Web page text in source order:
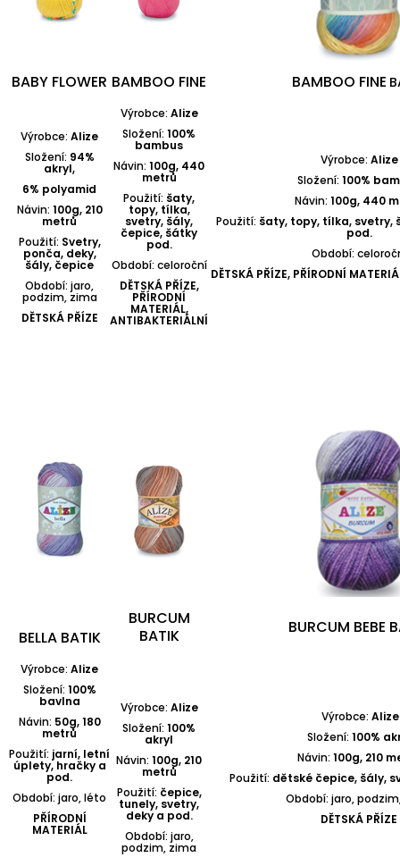
BABY FLOWER BAMBOO FINE BAMBOO FINE
Výrobce: Alize
Složení: 94%
akryl,
6% polyamid
Návin: 100g, 210
metrů
Použití: Svetry,
ponča, deky,
šály, čepice
Období: jaro,
podzim, zima
DĚTSKÁ PŘÍZE
Výrobce: Alize
Složení: 100%
bambus
Návin: 100g, 440
metrů
Použití: šaty,
topy, tílka,
svetry, šály,
čepice, šátky
pod.
Období: celoroční
DĚTSKÁ PŘÍZE,
PŘÍRODNÍ
MATERIÁL,
ANTIBAKTERIÁLNÍ
Výrobce: Alize
Složení: 100%
Návin: 100g, 440
Použití: šaty, topy, tílka, svetry,
pod.
Období:
DĚTSKÁ PŘÍZE, PŘÍRODNÍ
BELLA BATIK
BURCUM
BATIK
BURCUM BEBE
Výrobce: Alize
Složení: 100%
bavlna
Návin: 50g, 180
metrů
Použití: jarní, letní
úplety, hračky a
pod.
Období: jaro, léto
PŘÍRODNÍ
MATERIÁL
Výrobce: Alize
Složení: 100%
akryl
Návin: 100g, 210
metrů
Použití: čepice,
tunely, svetry,
deky a pod.
Období: jaro,
podzim, zima
Výrobce: Alize
Složení: 100%
Návin: 100g, 210
Použití: dětské čepice, šály,
Období: jaro,
DĚTSKÁ PŘÍZE